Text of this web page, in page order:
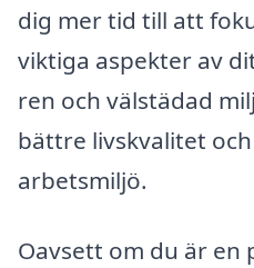
dig mer tid till att
viktiga aspekter av
ren och välstädad
bättre livskvalitet
arbetsmiljö.
Oavsett om du är